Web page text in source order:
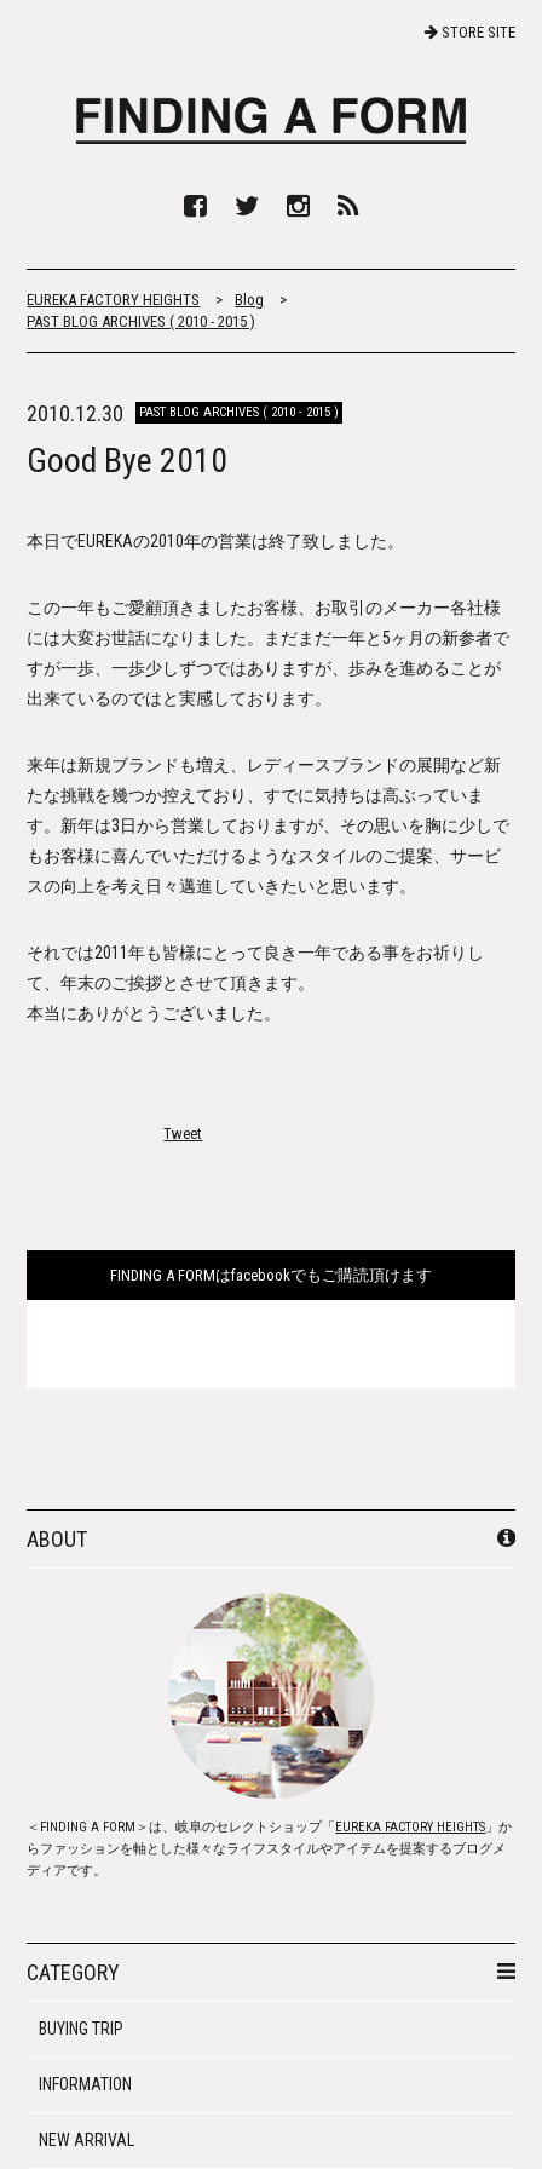
STORE SITE
EUREKA FACTORY HEIGHTS > Blog >
PAST BLOG ARCHIVES ( 2010 - 2015 )
2010.12.30 PAST BLOG ARCHIVES ( 2010 - 2015 )
Good Bye 2010
本日でEUREKAの2010年の営業は終了致しました。
この一年もご愛顧頂きましたお客様、お取引のメーカー各社様
には大変お世話になりました。まだまだ一年と5ヶ月の新参者で
すが一歩、一歩少しずつではありますが、歩みを進めることが
出来ているのではと実感しております。
来年は新規ブランドも増え、レディースブランドの展開など新
たな挑戦を幾つか控えており、すでに気持ちは高ぶっていま
す。新年は3日から営業しておりますが、その思いを胸に少しで
もお客様に喜んでいただけるようなスタイルのご提案、サービ
スの向上を考え日々邁進していきたいと思います。
それでは2011年も皆様にとって良き一年である事をお祈りし
て、年末のご挨拶とさせて頂きます。
本当にありがとうございました。
Tweet
FINDING A FORMはfacebookでもご購読頂けます
ABOUT
＜FINDING A FORM＞は、岐阜のセレクトショップ「EUREKA FACTORY HEIGHTS 」か
らファッションを軸とした様々なライフスタイルやアイテムを提案するブログメ
ディアです。
CATEGORY
BUYING TRIP
INFORMATION
NEW ARRIVAL